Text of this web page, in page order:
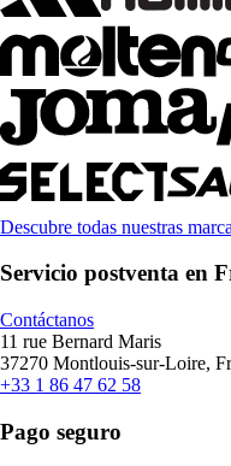
Descubre todas nuestras
Servicio postventa en
Contáctanos
11 rue Bernard Maris
37270 Montlouis-sur-Loire,
+33 1 86 47 62 58
Pago seguro